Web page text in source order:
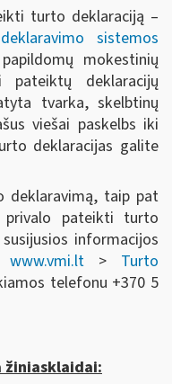
turto deklaraciją –
sistemos
mokestinių
pateiktų deklaracijų
tvarka, skelbtinų
viešai paskelbs iki
deklaracijas galite
deklaravimą, taip pat
privalo pateikti turto
informacijos
www.vmi.lt > Turto
telefonu +370 5
žiniasklaidai: